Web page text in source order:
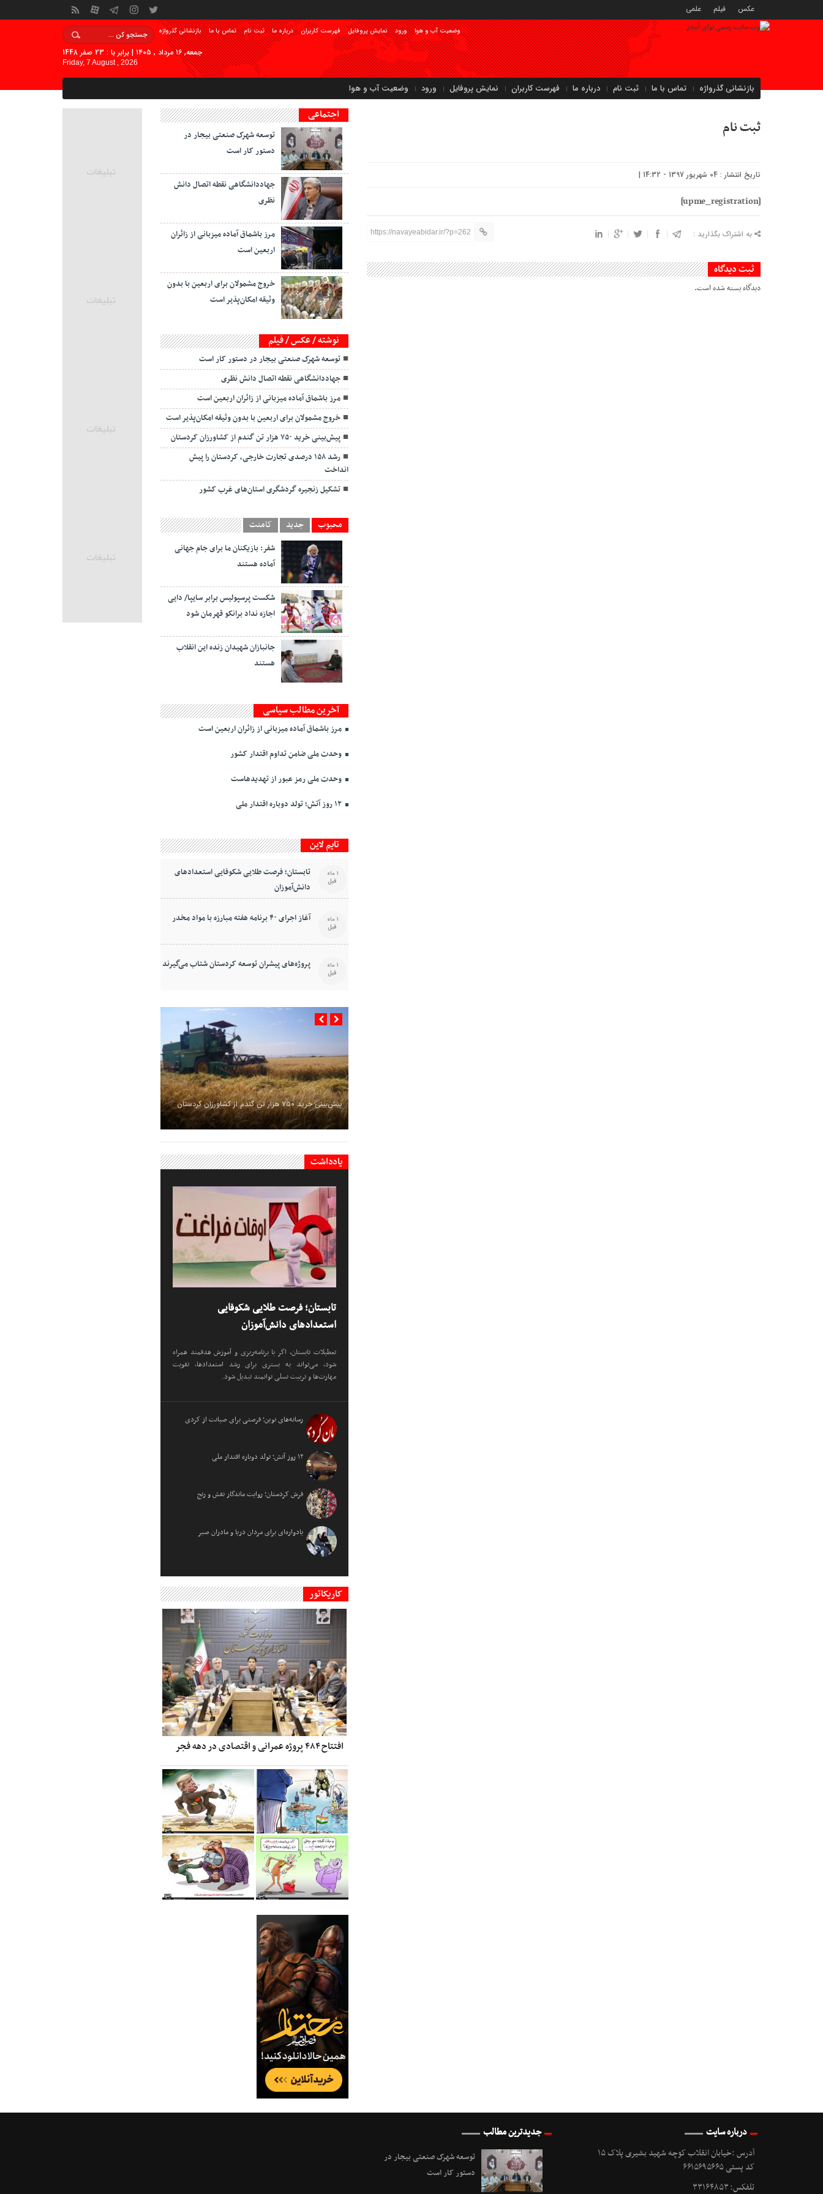
عکس فیلم علمی
بازنشانی گذرواژه تماس با ما ثبت نام درباره ما فهرست کاربران نمایش پروفایل ورود وضعیت آب و هوا
جمعه, ۱۶ مرداد , ۱۴۰۵ | برابر با : 23 صفر 1448
Friday, 7 August , 2026
بازنشانی گذرواژه تماس با ما ثبت نام درباره ما فهرست کاربران نمایش پروفایل ورود وضعیت آب و هوا
ثبت نام
تاریخ انتشار : 04 شهریور 1397 - 14:32 |
[upme_registration]
به اشتراک بگذارید : https://navayeabidar.ir/?p=262
ثبت دیدگاه
دیدگاه بسته شده است.
اجتماعی
توسعه شهرک صنعتی بیجار در
دستور کار است
جهاددانشگاهی نقطه اتصال دانش
نظری
مرز باشماق آماده میزبانی از زائران
اربعین است
خروج مشمولان برای اربعین با بدون
وثیقه امکان‌پذیر است
نوشته / عکس / فیلم
توسعه شهرک صنعتی بیجار در دستور کار است
جهاددانشگاهی نقطه اتصال دانش نظری
مرز باشماق آماده میزبانی از زائران اربعین است
خروج مشمولان برای اربعین با بدون وثیقه امکان‌پذیر است
پیش‌بینی خرید ۷۵۰ هزار تن گندم از کشاورزان کردستان
رشد ۱۵۸ درصدی تجارت خارجی، کردستان را پیش
انداخت
تشکیل زنجیره گردشگری استان‌های غرب کشور
محبوب جدید کامنت
شفر: بازیکنان ما برای جام جهانی
آماده هستند
شکست پرسپولیس برابر سایپا/ دایی
اجازه نداد برانکو قهرمان شود
جانبازان شهیدان زنده این انقلاب
هستند
آخرین مطالب سیاسی
مرز باشماق آماده میزبانی از زائران اربعین است
وحدت ملی ضامن تداوم اقتدار کشور
وحدت ملی رمز عبور از تهدیدهاست
۱۲ روز آتش؛ تولد دوباره اقتدار ملی
تایم لاین
تابستان؛ فرصت طلایی شکوفایی استعدادهای
دانش‌آموزان
1 ماه
قبل
آغاز اجرای ۴۰ برنامه هفته مبارزه با مواد مخدر 1 ماه
قبل
پروژه‌های پیشران توسعه کردستان شتاب می‌گیرند 1 ماه
قبل
پیش‌بینی خرید ۷۵۰ هزار تن گندم از کشاورزان کردستان
یادداشت
تابستان؛ فرصت طلایی شکوفایی
استعدادهای دانش‌آموزان
تعطیلات تابستان، اگر با برنامه‌ریزی و آموزش هدفمند همراه
شود، می‌تواند به بستری برای رشد استعدادها، تقویت
مهارت‌ها و تربیت نسلی توانمند تبدیل شود.
رسانه‌های نوین؛ فرصتی برای صیانت از کردی
۱۲ روز آتش؛ تولد دوباره اقتدار ملی
فرش کردستان؛ روایت ماندگار نقش و رنج
یادواره‌ای برای مردان دریا و مادران صبر
کاریکاتور
افتتاح ۴۸۴ پروژه عمرانی و اقتصادی در دهه فجر
درباره سایت
آدرس :خیابان انقلاب کوچه شهید بشیری پلاک ۱۵
کد پستی ۶۶۱۵۶۹۵۶۶۵
تلفکس: ۳۳۱۶۴۸۵۳
جدیدترین مطالب
توسعه شهرک صنعتی بیجار در
دستور کار است